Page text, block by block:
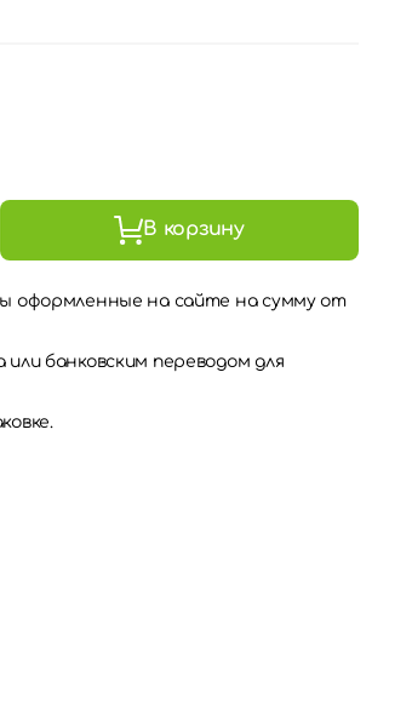
В корзину
оформленные на сайте на сумму от
или банковским переводом для